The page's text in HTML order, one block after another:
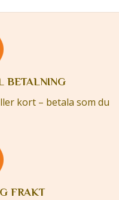
BETALNING
kort – betala som du
FRAKT